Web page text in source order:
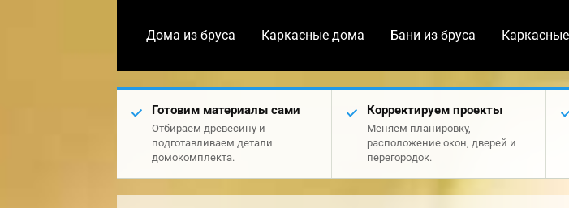
Дома из бруса Каркасные дома Бани из бруса
Готовим материалы сами
Отбираем древесину и
подготавливаем детали
домокомплекта.
Корректируем проекты
Меняем планировку,
расположение окон, дверей и
перегородок.